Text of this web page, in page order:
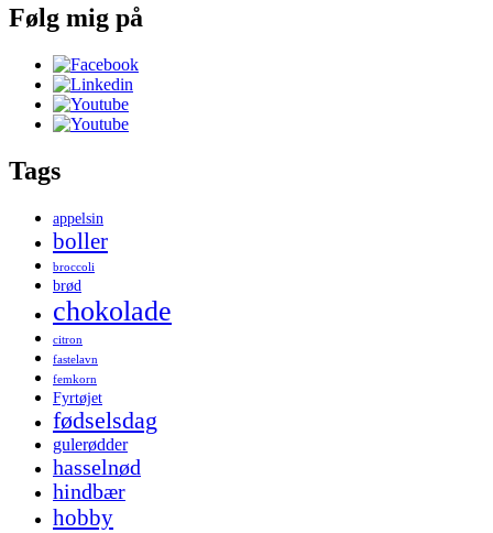
Følg mig på
Tags
appelsin
boller
broccoli
brød
chokolade
citron
fastelavn
femkorn
Fyrtøjet
fødselsdag
gulerødder
hasselnød
hindbær
hobby